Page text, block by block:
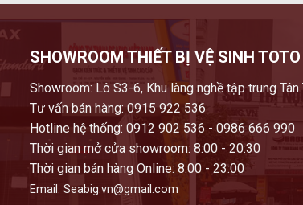
SHOWROOM THIẾT BỊ VỆ SINH
Showroom: Lô S3-6, Khu làng nghề tập trung Tân
Tư vấn bán hàng: 0915 922 536
Hotline hệ thống: 0912 902 536 - 0986 666 990
Thời gian mở cửa showroom: 8:00 - 20:30
Thời gian bán hàng Online: 8:00 - 23:00
Email: Seabig.vn@gmail.com